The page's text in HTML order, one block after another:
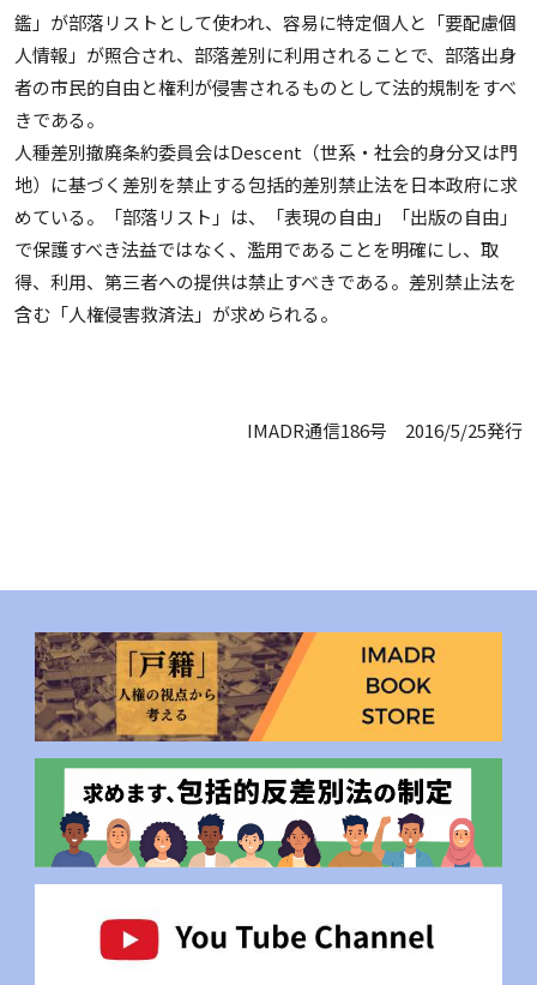
鑑」が部落リストとして使われ、容易に特定個人と「要配慮個
人情報」が照合され、部落差別に利用されることで、部落出身
者の市民的自由と権利が侵害されるものとして法的規制をすべ
きである。
人種差別撤廃条約委員会はDescent（世系・社会的身分又は門
地）に基づく差別を禁止する包括的差別禁止法を日本政府に求
めている。「部落リスト」は、「表現の自由」「出版の自由」
で保護すべき法益ではなく、濫用であることを明確にし、取
得、利用、第三者への提供は禁止すべきである。差別禁止法を
含む「人権侵害救済法」が求められる。
IMADR通信186号 2016/5/25発行